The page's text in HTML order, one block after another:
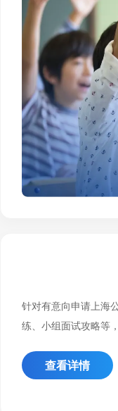
针对有意向申请上海
练、小组面试攻略等
查看详情